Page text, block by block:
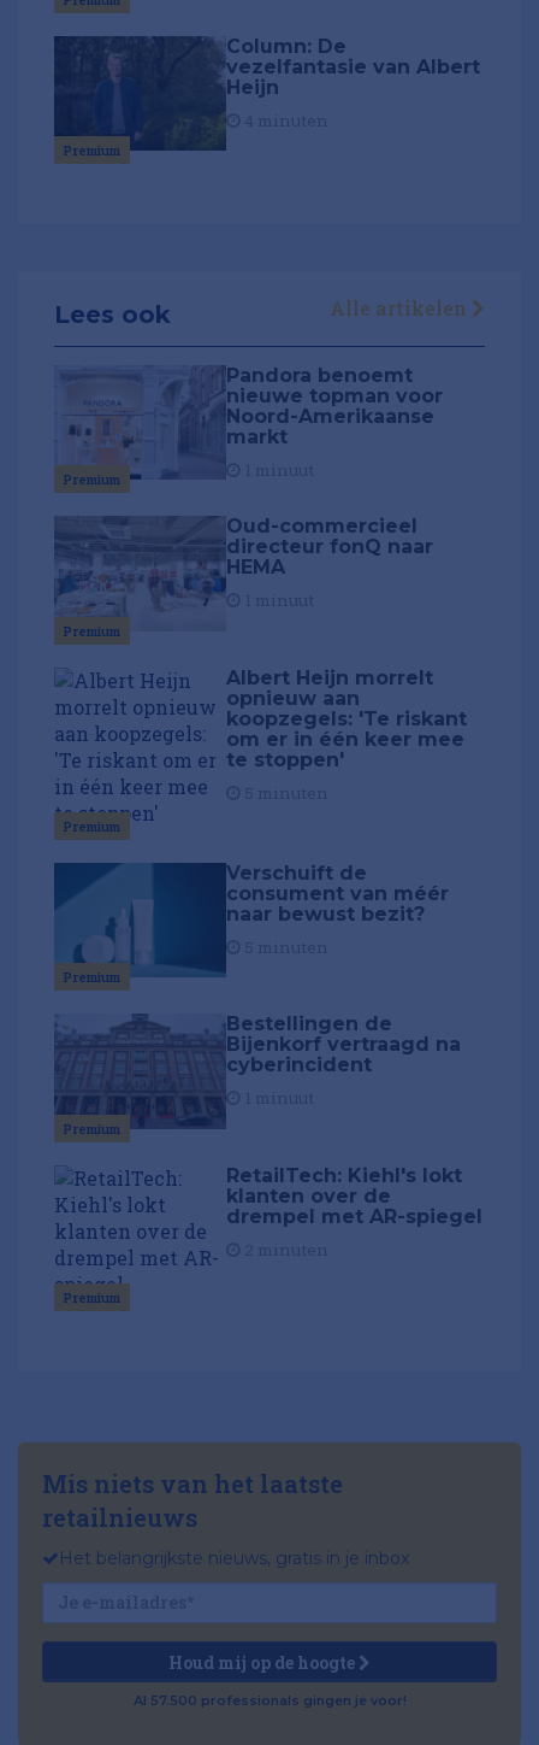
Premium
Column: De
vezelfantasie van Albert
Heijn
Lees ook Alle artikelen
Premium
Pandora benoemt
nieuwe topman voor
Noord-Amerikaanse
markt
Premium
Oud-commercieel
directeur fonQ naar
HEMA
Premium
Albert Heijn morrelt
opnieuw aan
koopzegels: 'Te riskant
om er in één keer mee
te stoppen'
Premium
Verschuift de
consument van méér
naar bewust bezit?
Premium
Bestellingen de
Bijenkorf vertraagd na
cyberincident
Premium
RetailTech: Kiehl's lokt
klanten over de
drempel met AR-spiegel
Mis niets van het laatste
retailnieuws
Het belangrijkste nieuws, gratis in je inbox
Houd mij op de hoogte
Al 57.500 professionals gingen je voor!